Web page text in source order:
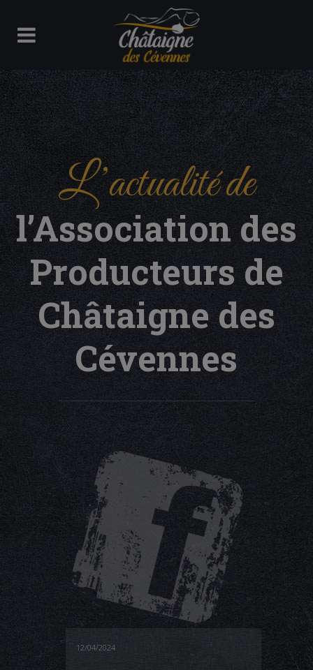
L’actualité de
l’Association des
Producteurs de
Châtaigne des
Cévennes
12/04/2024